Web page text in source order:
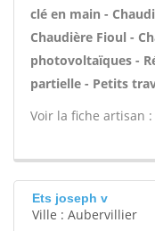
clé en main -
Chaudière Fioul -
photovoltaïques -
partielle - Petits
Voir la fiche artisan :
Ets joseph v
Ville : Aubervillier